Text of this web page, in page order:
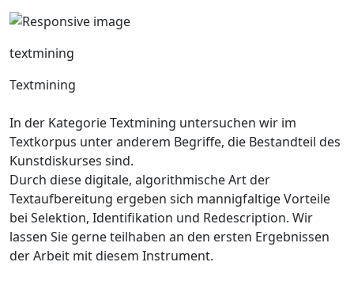
textmining
Textmining
In der Kategorie Textmining untersuchen wir im
Textkorpus unter anderem Begriffe, die Bestandteil des
Kunstdiskurses sind.
Durch diese digitale, algorithmische Art der
Textaufbereitung ergeben sich mannigfaltige Vorteile
bei Selektion, Identifikation und Redescription. Wir
lassen Sie gerne teilhaben an den ersten Ergebnissen
der Arbeit mit diesem Instrument.